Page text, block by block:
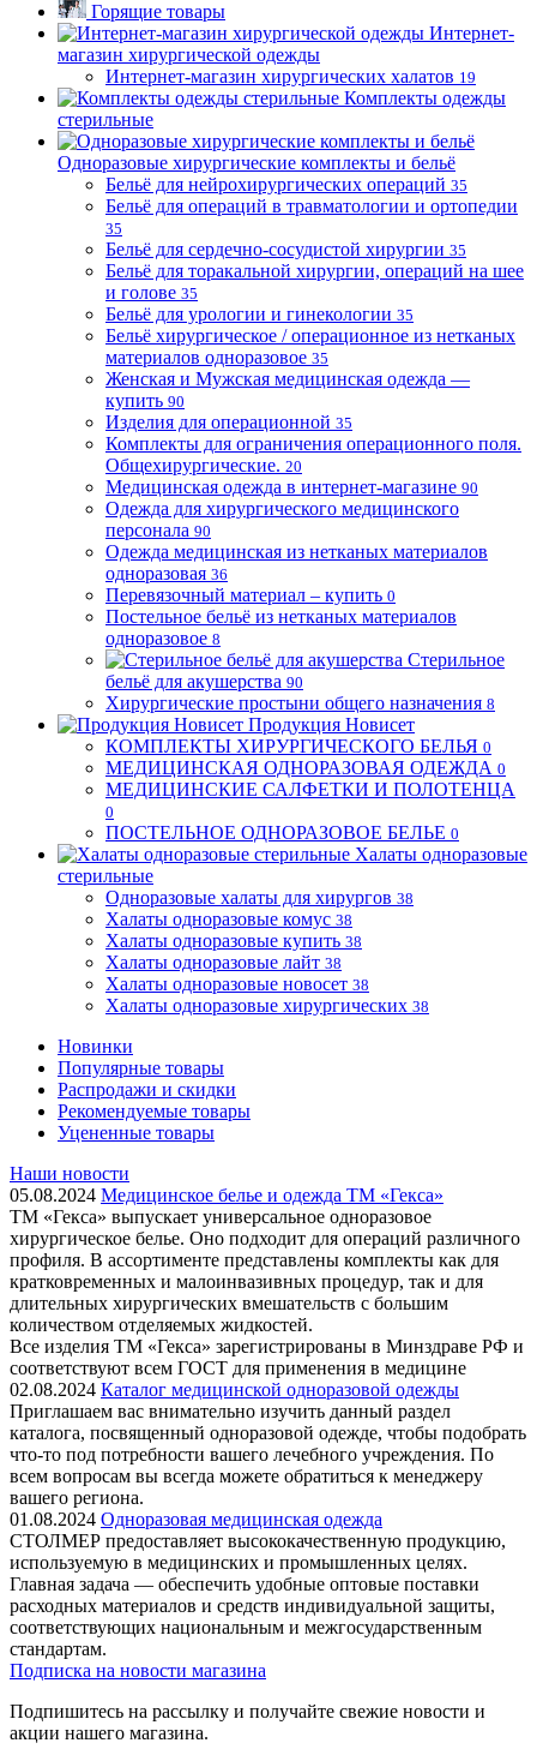
Горящие товары
Интернет-
магазин хирургической одежды
Интернет-магазин хирургических халатов 19
Комплекты одежды
стерильные
Одноразовые хирургические комплекты и бельё
Бельё для нейрохирургических операций 35
Бельё для операций в травматологии и ортопедии
35
Бельё для сердечно-сосудистой хирургии 35
Бельё для торакальной хирургии, операций на шее
и голове 35
Бельё для урологии и гинекологии 35
Бельё хирургическое / операционное из нетканых
материалов одноразовое 35
Женская и Мужская медицинская одежда —
купить 90
Изделия для операционной 35
Комплекты для ограничения операционного поля.
Общехирургические. 20
Медицинская одежда в интернет-магазине 90
Одежда для хирургического медицинского
персонала 90
Одежда медицинская из нетканых материалов
одноразовая 36
Перевязочный материал – купить 0
Постельное бельё из нетканых материалов
одноразовое 8
Стерильное
бельё для акушерства 90
Хирургические простыни общего назначения 8
Продукция Новисет
КОМПЛЕКТЫ ХИРУРГИЧЕСКОГО БЕЛЬЯ 0
МЕДИЦИНСКАЯ ОДНОРАЗОВАЯ ОДЕЖДА 0
МЕДИЦИНСКИЕ САЛФЕТКИ И ПОЛОТЕНЦА
0
ПОСТЕЛЬНОЕ ОДНОРАЗОВОЕ БЕЛЬЕ 0
Халаты одноразовые
стерильные
Одноразовые халаты для хирургов 38
Халаты одноразовые комус 38
Халаты одноразовые купить 38
Халаты одноразовые лайт 38
Халаты одноразовые новосет 38
Халаты одноразовые хирургических 38
Новинки
Популярные товары
Распродажи и скидки
Рекомендуемые товары
Уцененные товары
Наши новости
05.08.2024 Медицинское белье и одежда ТМ «Гекса»
ТМ «Гекса» выпускает универсальное одноразовое
хирургическое белье. Оно подходит для операций различного
профиля. В ассортименте представлены комплекты как для
кратковременных и малоинвазивных процедур, так и для
длительных хирургических вмешательств с большим
количеством отделяемых жидкостей.
Все изделия ТМ «Гекса» зарегистрированы в Минздраве РФ и
соответствуют всем ГОСТ для применения в медицине
02.08.2024 Каталог медицинской одноразовой одежды
Приглашаем вас внимательно изучить данный раздел
каталога, посвященный одноразовой одежде, чтобы подобрать
что-то под потребности вашего лечебного учреждения. По
всем вопросам вы всегда можете обратиться к менеджеру
вашего региона.
01.08.2024 Одноразовая медицинская одежда
СТОЛМЕР предоставляет высококачественную продукцию,
используемую в медицинских и промышленных целях.
Главная задача — обеспечить удобные оптовые поставки
расходных материалов и средств индивидуальной защиты,
соответствующих национальным и межгосударственным
стандартам.
Подписка на новости магазина
Подпишитесь на рассылку и получайте свежие новости и
акции нашего магазина.